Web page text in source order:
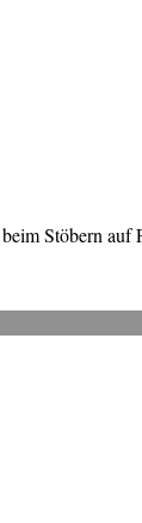
Stöbern auf